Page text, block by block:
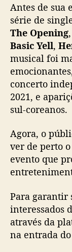
Antes de sua
série de
The Opening
Basic Yell,
musical foi
concerto
2021, e
sul-coreanos.
Agora, o
ver de perto o
evento que
Para garantir
interessados
através da
na entrada